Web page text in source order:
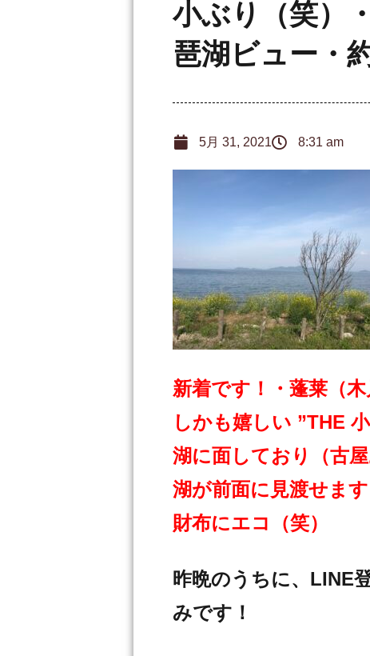
小ぶり（笑）
琶湖ビュー・
5月 31, 2021 8:31 am
新着です！・蓬莱（
しかも嬉しい ”THE
湖に面しており（古
湖が前面に見渡せま
財布にエコ（笑）
昨晩のうちに、LINE
みです！